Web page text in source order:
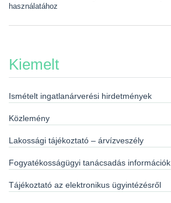
használatához
Kiemelt
Ismételt ingatlanárverési hirdetmények
Közlemény
Lakossági tájékoztató – árvízveszély
Fogyatékosságügyi tanácsadás információk
Tájékoztató az elektronikus ügyintézésről